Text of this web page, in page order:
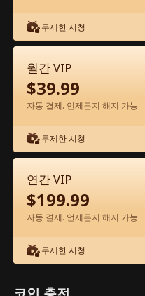
앱
에피소드 42 - 꽝
보니 세계 최강 거
0-49 50-72
42
무제한 시청
월간 VIP
$39.99
자동 결제. 언제든지 해지 가능
무제한 시청
연간 VIP
$199.99
자동 결제. 언제든지 해지 가능
무제한 시청